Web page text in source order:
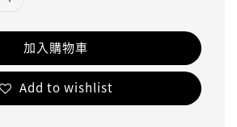
加入購物車
Add to wishlist